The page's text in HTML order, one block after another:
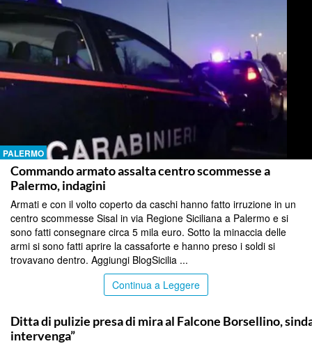
PALERMO
Commando armato assalta centro scommesse a
Palermo, indagini
Armati e con il volto coperto da caschi hanno fatto irruzione in un
centro scommesse Sisal in via Regione Siciliana a Palermo e si
sono fatti consegnare circa 5 mila euro. Sotto la minaccia delle
armi si sono fatti aprire la cassaforte e hanno preso i soldi si
trovavano dentro. Aggiungi BlogSicilia ...
Continua a Leggere
Ditta di pulizie presa di mira al Falcone Borsellino,
intervenga”